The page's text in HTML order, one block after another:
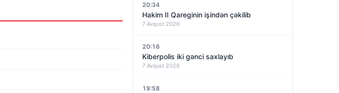
20:34
Hakim II Qareginin işindən çəkilib
7 Avqust 2026
20:16
Kiberpolis iki gənci saxlayıb
7 Avqust 2026
19:58